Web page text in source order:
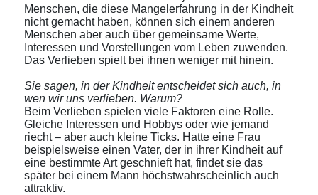
Menschen, die diese Mangelerfahrung in der Kindheit
nicht gemacht haben, können sich einem anderen
Menschen aber auch über gemeinsame Werte,
Interessen und Vorstellungen vom Leben zuwenden.
Das Verlieben spielt bei ihnen weniger mit hinein.
Sie sagen, in der Kindheit entscheidet sich auch, in
wen wir uns verlieben. Warum?
Beim Verlieben spielen viele Faktoren eine Rolle.
Gleiche Interessen und Hobbys oder wie jemand
riecht – aber auch kleine Ticks. Hatte eine Frau
beispielsweise einen Vater, der in ihrer Kindheit auf
eine bestimmte Art geschnieft hat, findet sie das
später bei einem Mann höchstwahrscheinlich auch
attraktiv.